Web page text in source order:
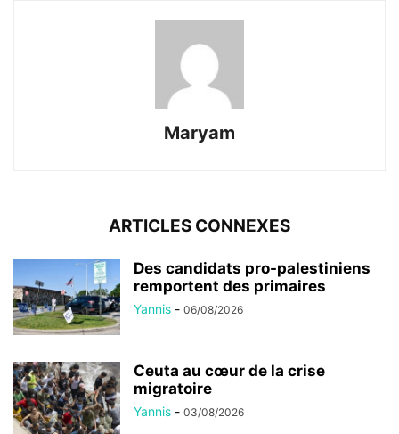
Maryam
ARTICLES CONNEXES
Des candidats pro-palestiniens
remportent des primaires
Yannis - 06/08/2026
Ceuta au cœur de la crise
migratoire
Yannis - 03/08/2026